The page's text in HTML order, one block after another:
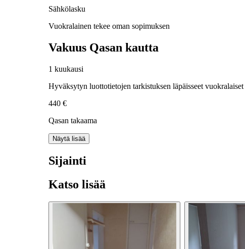
Sähkölasku
Vuokralainen tekee oman sopimuksen
Vakuus Qasan kautta
1 kuukausi
Hyväksytyn luottotietojen tarkistuksen läpäisseet vuokralaiset
440 €
Qasan takaama
Näytä lisää
Sijainti
Katso lisää